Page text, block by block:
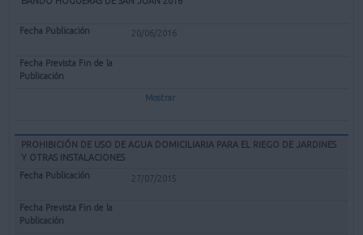
20/06/2016
Mostrar
PROHIBICIÓN DE USO DE AGUA DOMICILIARIA PARA EL RIEGO DE JARDINES
Y OTRAS INSTALACIONES
27/07/2015